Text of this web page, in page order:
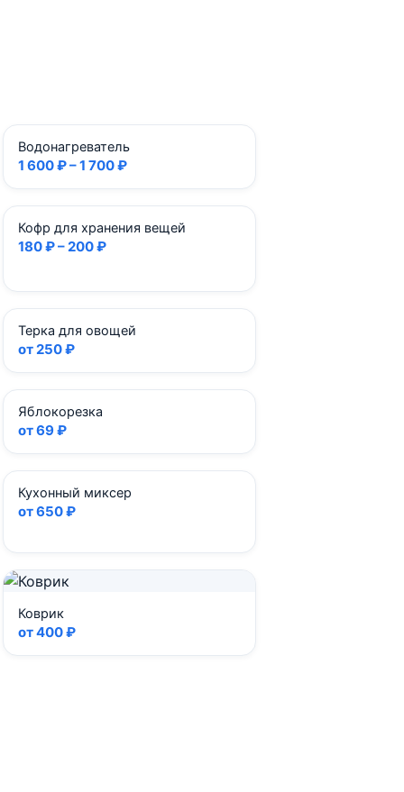
Водонагреватель
1 600 ₽ – 1 700 ₽
Кофр для хранения вещей
180 ₽ – 200 ₽
Терка для овощей
от 250 ₽
Яблокорезка
от 69 ₽
Кухонный миксер
от 650 ₽
Коврик
от 400 ₽